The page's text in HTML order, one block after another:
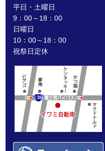
平日・土曜日
9：00～18：00
日曜日
10：00～18：00
祝祭日定休